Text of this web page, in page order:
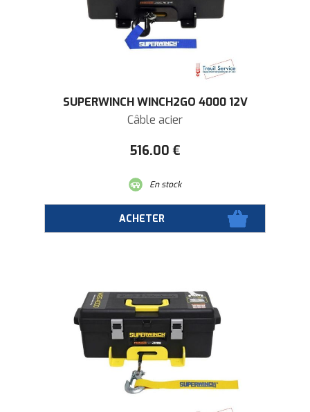
SUPERWINCH WINCH2GO 4000 12V
Câble acier
516.00 €
En stock